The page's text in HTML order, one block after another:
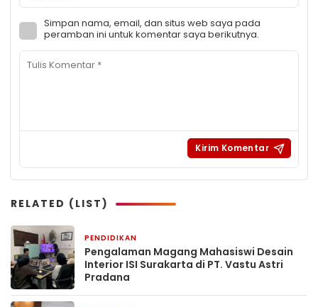
Simpan nama, email, dan situs web saya pada
peramban ini untuk komentar saya berikutnya.
RELATED (LIST)
PENDIDIKAN
Pengalaman Magang Mahasiswi Desain
Interior ISI Surakarta di PT. Vastu Astri
Pradana